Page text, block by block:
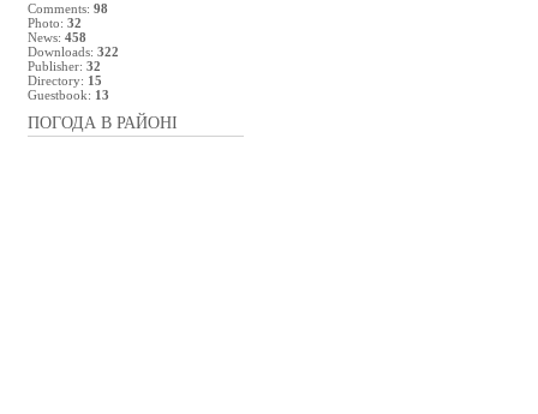
Comments: 98
Photo: 32
News: 458
Downloads: 322
Publisher: 32
Directory: 15
Guestbook: 13
ПОГОДА В РАЙОНІ